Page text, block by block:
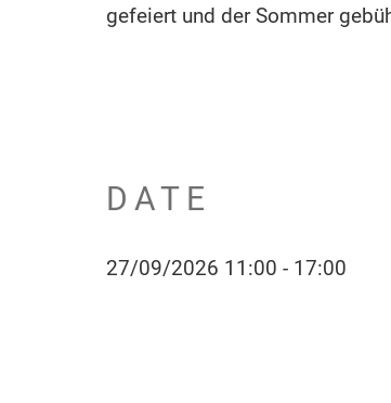
gefeiert und der Sommer
DATE
27/09/2026 11:00 - 17:00